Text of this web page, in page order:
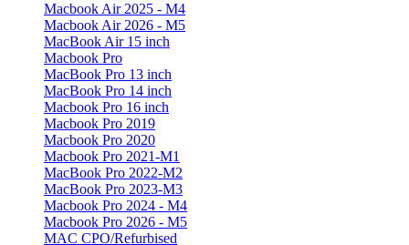
Macbook Air 2025 - M4
Macbook Air 2026 - M5
MacBook Air 15 inch
Macbook Pro
MacBook Pro 13 inch
MacBook Pro 14 inch
Macbook Pro 16 inch
Macbook Pro 2019
Macbook Pro 2020
Macbook Pro 2021-M1
MacBook Pro 2022-M2
MacBook Pro 2023-M3
Macbook Pro 2024 - M4
Macbook Pro 2026 - M5
MAC CPO/Refurbised